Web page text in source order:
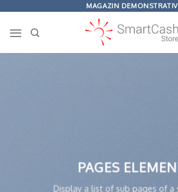
MAGAZIN DEMONSTRATIV
PAGES
Display a list of sub pages of a